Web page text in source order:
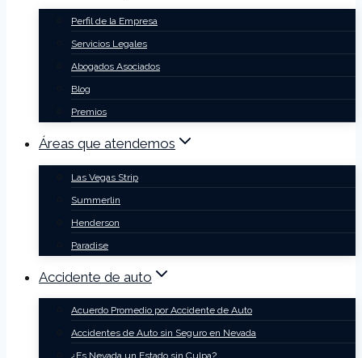
Perfil de la Empresa
Servicios Legales
Abogados Asociados
Blog
Premios
Áreas que atendemos
Las Vegas Strip
Summerlin
Henderson
Paradise
Accidente de auto
Acuerdo Promedio por Accidente de Auto
Accidentes de Auto sin Seguro en Nevada
¿Es Nevada un Estado sin Culpa?